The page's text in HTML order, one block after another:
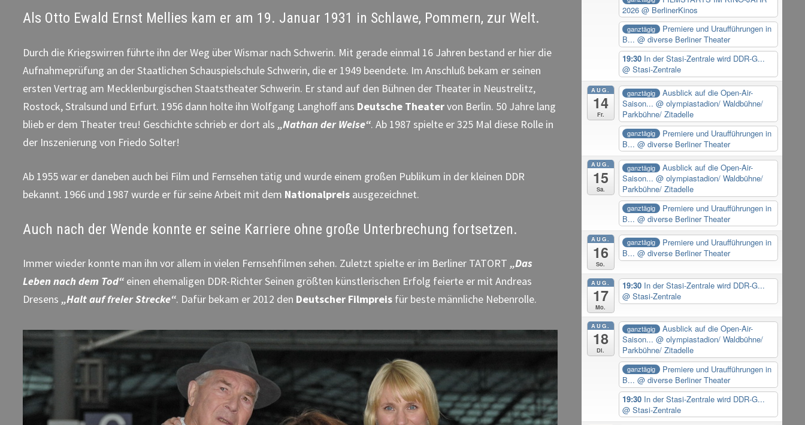
Als Otto Ewald Ernst Mellies kam er am 19. Januar 1931 in Schlawe, Pommern, zur Welt.
Durch die Kriegswirren führte ihn der Weg über Wismar nach Schwerin. Mit gerade einmal 16 Jahren bestand er hier die
Aufnahmeprüfung an der Staatlichen Schauspielschule Schwerin, die er 1949 beendete. Im Anschluß bekam er seinen
ersten Vertrag am Mecklenburgischen Staatstheater Schwerin. Er stand auf den Bühnen der Theater in Neustrelitz,
Rostock, Stralsund und Erfurt. 1956 dann holte ihn Wolfgang Langhoff ans Deutsche Theatervon Berlin. 50 Jahre lang
blieb er dem Theater treu! Geschichte schrieb er dort als „Nathan der Weise“. Ab 1987 spielte er 325 Mal diese Rolle in
der Inszenierung von Friedo Solter!
Ab 1955 war er daneben auch bei Film und Fernsehen tätig und wurde einem großen Publikum in der kleinen DDR
bekannt. 1966 und 1987 wurde er für seine Arbeit mit dem Nationalpreis ausgezeichnet.
Auch nach der Wende konnte er seine Karriere ohne große Unterbrechung fortsetzen.
Immer wieder konnte man ihn vor allem in vielen Fernsehfilmen sehen. Zuletzt spielte er im Berliner TATORT „Das
Leben nach dem Tod“ einen ehemaligen DDR-Richter Seinen größten künstlerischen Erfolg feierte er mit Andreas
Dresens „Halt auf freier Strecke“. Dafür bekam er 2012 den Deutscher Filmpreis für beste männliche Nebenrolle.
2026@ BerlinerKinos
ganztägig
Premiere und Uraufführungen in
B...@ diverse Berliner Theater
19:30 In der Stasi-Zentrale wird DDR-G...
@ Stasi-Zentrale
AUG.
14
Fr.
ganztägig
Ausblick auf die Open-Air-
Saison...@ olympiastadion/ Waldbühne/
Parkbühne/ Zitadelle
ganztägig
Premiere und Uraufführungen in
B...@ diverse Berliner Theater
AUG.
15
Sa.
ganztägig
Ausblick auf die Open-Air-
Saison...@ olympiastadion/ Waldbühne/
Parkbühne/ Zitadelle
ganztägig
Premiere und Uraufführungen in
B...@ diverse Berliner Theater
AUG.
16
So.
ganztägig
Premiere und Uraufführungen in
B...@ diverse Berliner Theater
AUG.
17
Mo.
19:30 In der Stasi-Zentrale wird DDR-G...
@ Stasi-Zentrale
AUG.
18
Di.
ganztägig
Ausblick auf die Open-Air-
Saison...@ olympiastadion/ Waldbühne/
Parkbühne/ Zitadelle
ganztägig
Premiere und Uraufführungen in
B...@ diverse Berliner Theater
19:30 In der Stasi-Zentrale wird DDR-G...
@ Stasi-Zentrale